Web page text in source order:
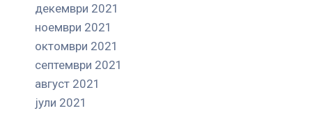
декември 2021
ноември 2021
октомври 2021
септември 2021
август 2021
јули 2021